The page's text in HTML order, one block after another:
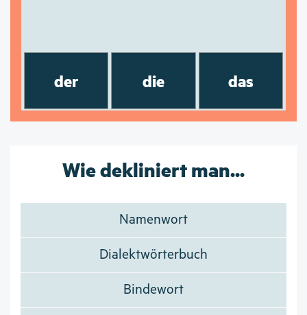
der die das
Wie dekliniert man...
Namenwort
Dialektwörterbuch
Bindewort